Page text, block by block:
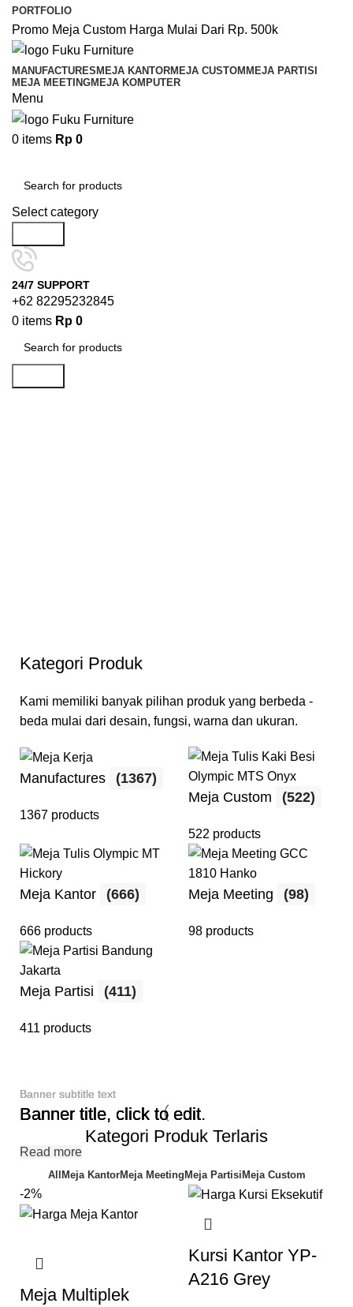
PORTFOLIO
Promo Meja Custom Harga Mulai Dari Rp. 500k
MANUFACTURES MEJA KANTORMEJA CUSTOM MEJA PARTISI
MEJA MEETINGMEJA KOMPUTER
Menu
0 items Rp 0
Select category
24/7 SUPPORT
+62 82295232845
0 items Rp 0
Kategori Produk
Kami memiliki banyak pilihan produk yang berbeda -
beda mulai dari desain, fungsi, warna dan ukuran.
Manufactures (1367)
1367 products
Meja Custom (522)
522 products
Meja Kantor (666)
666 products
Meja Meeting (98)
98 products
Meja Partisi (411)
411 products
Banner subtitle text
Banner title, click to edit.
Read more
Banner subtitle text
Banner title, click to edit.
Read more
Banner subtitle text
Banner title, click to edit.
Read more
Kategori Produk Terlaris
AllMeja KantorMeja MeetingMeja PartisiMeja Custom
-2%
Meja Multiplek
Kursi Kantor YP-
A216 Grey